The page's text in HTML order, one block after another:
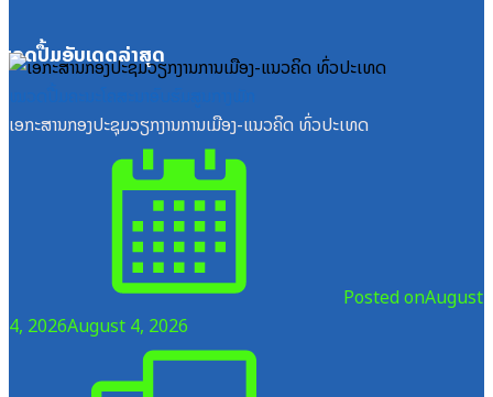
ດປື້ມອັບເດດລ່າສຸດ
ເອກະສານກອງປະຊຸມວຽກງານການເມືອງ-ແນວຄິດ ທົ່ວປະເທດ
Posted onAugust
4, 2026August 4, 2026